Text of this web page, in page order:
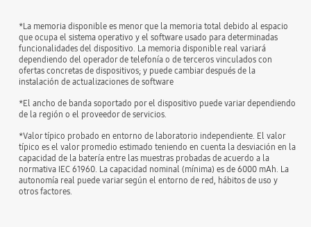
*La memoria disponible es menor que la memoria total debido al espacio
que ocupa el sistema operativo y el software usado para determinadas
funcionalidades del dispositivo. La memoria disponible real variará
dependiendo del operador de telefonía o de terceros vinculados con
ofertas concretas de dispositivos; y puede cambiar después de la
instalación de actualizaciones de software
*El ancho de banda soportado por el dispositivo puede variar dependiendo
de la región o el proveedor de servicios.
*Valor típico probado en entorno de laboratorio independiente. El valor
típico es el valor promedio estimado teniendo en cuenta la desviación en la
capacidad de la batería entre las muestras probadas de acuerdo a la
normativa IEC 61960. La capacidad nominal (mínima) es de 6000 mAh. La
autonomía real puede variar según el entorno de red, hábitos de uso y
otros factores.